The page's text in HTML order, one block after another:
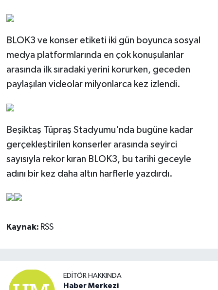
BLOK3 ve konser etiketi iki gün boyunca sosyal
medya platformlarında en çok konuşulanlar
arasında ilk sıradaki yerini korurken, geceden
paylaşılan videolar milyonlarca kez izlendi.
Beşiktaş Tüpraş Stadyumu'nda bugüne kadar
gerçekleştirilen konserler arasında seyirci
sayısıyla rekor kıran BLOK3, bu tarihi geceyle
adını bir kez daha altın harflerle yazdırdı.
Kaynak: RSS
EDITÖR HAKKINDA
Haber Merkezi